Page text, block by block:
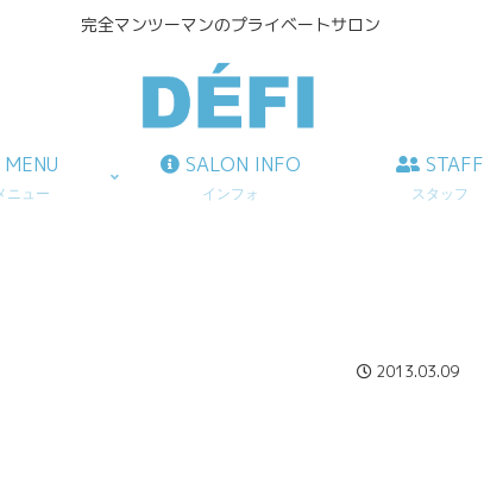
完全マンツーマンのプライベートサロン
MENU
ニュー
SALON INFO
インフォ
STAFF
スタッフ
2013.03.09